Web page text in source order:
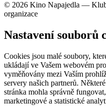
© 2026 Kino Napajedla —
organizace
Nastavení souborů
Cookies jsou malé soubory,
ukládají ve Vašem webovém
vyměňovány mezi Vaším
servery našich partnerů.
stránka mohla správně
marketingové a statistické